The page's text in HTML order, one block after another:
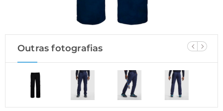
Outras fotografias